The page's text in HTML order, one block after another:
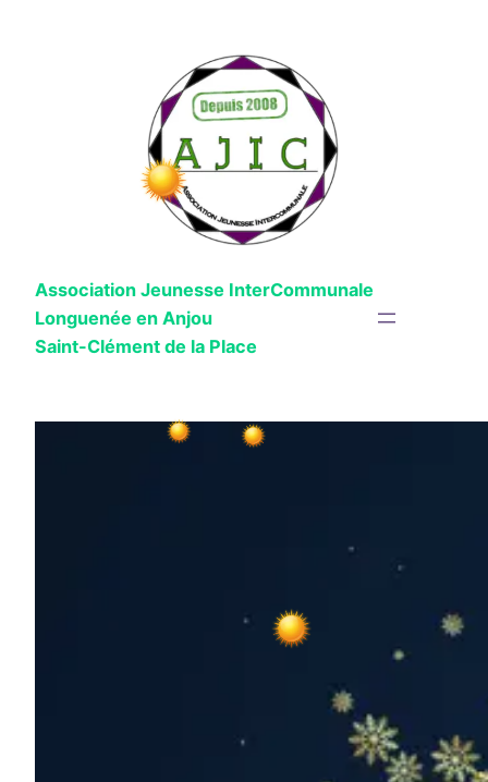
Association Jeunesse InterCommunale
Longuenée en Anjou
Saint-Clément de la Place